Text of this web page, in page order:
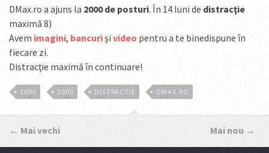
DMax.ro a ajuns la 2000 de posturi. În 14 luni de distracţie
maximă 8)
Avem imagini, bancurişi video pentru a te binedispune în
fiecare zi.
Distracţie maximă în continuare!
1000 2000 DISTRACTIE DMAX.RO
← Mai vechi Mai nou →